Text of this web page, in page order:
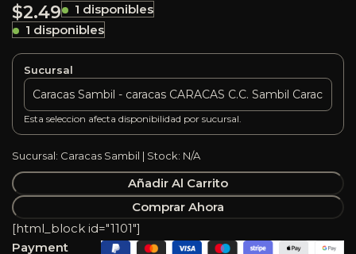
$2.49
1 disponibles
1 disponibles
Sucursal
Esta seleccion afecta disponibilidad por sucursal.
Sucursal: Caracas Sambil | Stock: N/A
Añadir Al Carrito
Comprar Ahora
[html_block id="1101"]
Payment